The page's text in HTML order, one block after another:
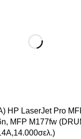
HP LaserJet Pro
MFP M177fw